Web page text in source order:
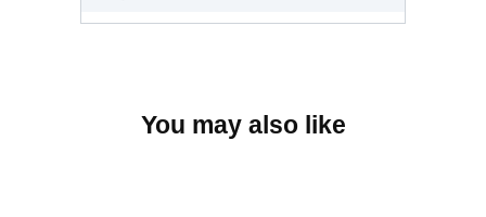
You may also like